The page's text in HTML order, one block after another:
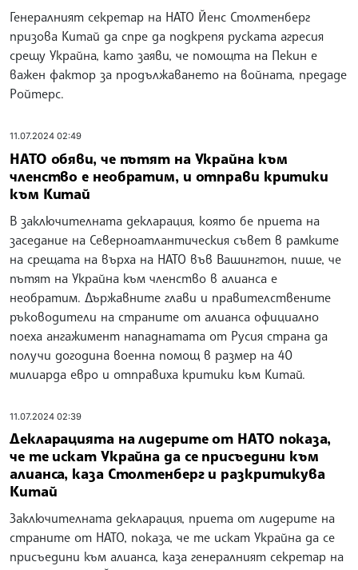
Генералният секретар на НАТО Йенс Столтенберг
призова Китай да спре да подкрепя руската агресия
срещу Украйна, като заяви, че помощта на Пекин е
важен фактор за продължаването на войната, предаде
Ройтерс.
11.07.2024 02:49
НАТО обяви, че пътят на Украйна към
членство е необратим, и отправи критики
към Китай
В заключителната декларация, която бе приета на
заседание на Северноатлантическия съвет в рамките
на срещата на върха на НАТО във Вашингтон, пише, че
пътят на Украйна към членство в алианса е
необратим. Държавните глави и правителствените
ръководители на страните от алианса официално
поеха ангажимент нападнатата от Русия страна да
получи догодина военна помощ в размер на 40
милиарда евро и отправиха критики към Китай.
11.07.2024 02:39
Декларацията на лидерите от НАТО показа,
че те искат Украйна да се присъедини към
алианса, каза Столтенберг и разкритикува
Китай
Заключителната декларация, приета от лидерите на
страните от НАТО, показа, че те искат Украйна да се
присъедини към алианса, каза генералният секретар на